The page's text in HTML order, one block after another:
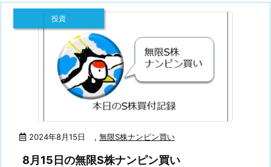
2024年8月15日
投資
, 無限S株ナンピン買い
8月15日の無限S株ナンピン買い